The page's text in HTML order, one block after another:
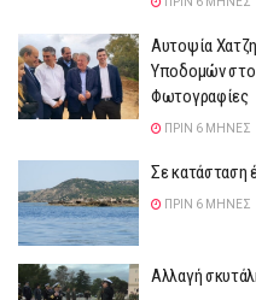
Αυτοψία
Υποδομών στο
Φωτογραφίες
ΠΡΙΝ 6 ΜΉΝΕΣ
Σε κατάσταση
ΠΡΙΝ 6 ΜΉΝΕΣ
Αλλαγή